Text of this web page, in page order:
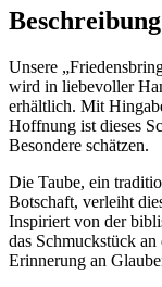
Beschreibung
Unsere
wird in liebevoller
erhältlich. Mit
Hoffnung ist dieses
Besondere schätzen.
Die Taube, ein
Botschaft, verleiht
Inspiriert von der
das Schmuckstück
Erinnerung an